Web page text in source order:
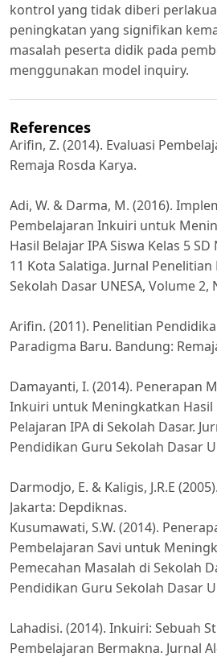
kontrol yang tidak diberi
peningkatan yang signifikan
masalah peserta didik pada
menggunakan model inquiry.
References
Arifin, Z. (2014). Evaluasi
Remaja Rosda Karya.
Adi, W. & Darma, M. (2016).
Pembelajaran Inkuiri untuk
Hasil Belajar IPA Siswa Kelas 5
11 Kota Salatiga. Jurnal
Sekolah Dasar UNESA, Volume 2,
Arifin. (2011). Penelitian
Paradigma Baru. Bandung:
Damayanti, I. (2014). Penerapan
Inkuiri untuk Meningkatkan Hasil
Pelajaran IPA di Sekolah Dasar.
Pendidikan Guru Sekolah Dasar
Darmodjo, E. & Kaligis, J.R.E
Jakarta: Depdiknas.
Kusumawati, S.W. (2014).
Pembelajaran Savi untuk
Pemecahan Masalah di Sekolah
Pendidikan Guru Sekolah Dasar
Lahadisi. (2014). Inkuiri: Sebuah
Pembelajaran Bermakna. Jurnal